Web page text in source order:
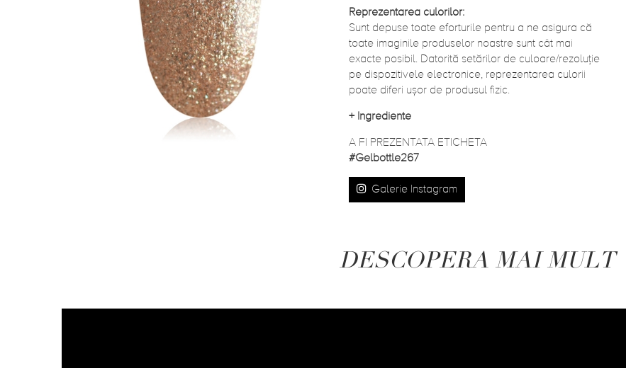
Reprezentarea culorilor:
Sunt depuse toate eforturile pentru a ne asigura că
toate imaginile produselor noastre sunt cât mai
exacte posibil. Datorită setărilor de culoare/rezoluție
pe dispozitivele electronice, reprezentarea culorii
poate diferi ușor de produsul fizic.
+ Ingrediente
A FI PREZENTATA ETICHETA
#Gelbottle267
Galerie Instagram
DESCOPERA MAI MULT